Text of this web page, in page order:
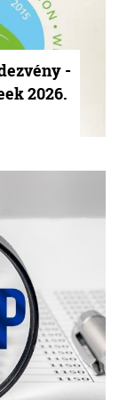
-
2026.